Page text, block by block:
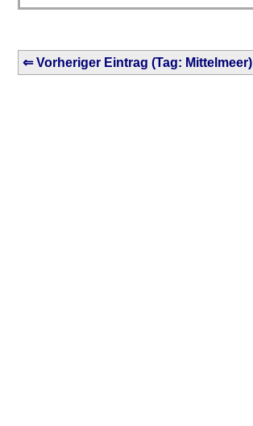
⇐ Vorheriger Eintrag (Tag: Mittelmeer)